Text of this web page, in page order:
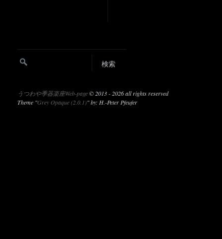
うつわや季器楽座Web-page© 2013 - 2026 all rights reserved
Theme "Grey Opaque (2.0.1)" by: H.-Peter Pfeufer